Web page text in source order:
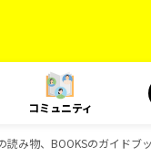
コミュニティ
読み物、BOOKSのガイドブ